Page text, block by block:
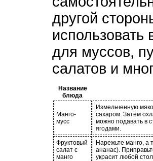
другой
использовать
для муссов,
салатов и
Название
блюда
Манго-
мусс
Измельченную
сахаром. Затем
можно подавать в
ягодами.
Фруктовый
салат с
манго
Нарежьте манго, а
ананас).
украсит любой